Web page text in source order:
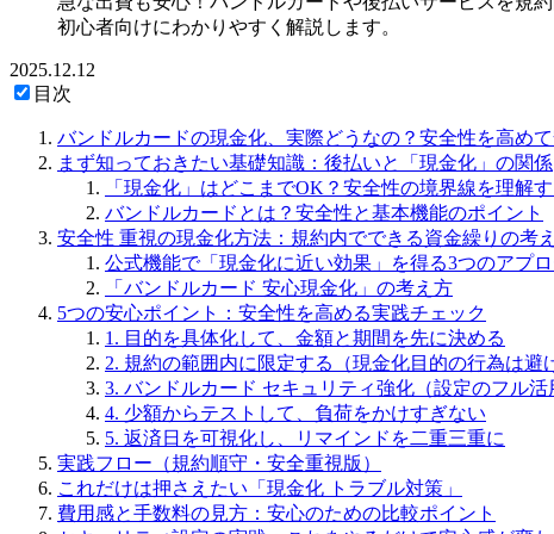
初心者向けにわかりやすく解説します。
2025.12.12
目次
バンドルカードの現金化、実際どうなの？安全性を高め
まず知っておきたい基礎知識：後払いと「現金化」の関係
「現金化」はどこまでOK？安全性の境界線を理解
バンドルカードとは？安全性と基本機能のポイント
安全性 重視の現金化方法：規約内でできる資金繰りの考
公式機能で「現金化に近い効果」を得る3つのアプ
「バンドルカード 安心現金化」の考え方
5つの安心ポイント：安全性を高める実践チェック
1. 目的を具体化して、金額と期間を先に決める
2. 規約の範囲内に限定する（現金化目的の行為は避
3. バンドルカード セキュリティ強化（設定のフル活
4. 少額からテストして、負荷をかけすぎない
5. 返済日を可視化し、リマインドを二重三重に
実践フロー（規約順守・安全重視版）
これだけは押さえたい「現金化 トラブル対策」
費用感と手数料の見方：安心のための比較ポイント